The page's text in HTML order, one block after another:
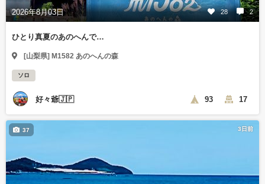
2026年8月03日 28 2
ひとり真夏のあのへんで…
[山梨県] M1582 あのへんの森
ソロ
好々爺🇯🇵 93 17
3日前
37